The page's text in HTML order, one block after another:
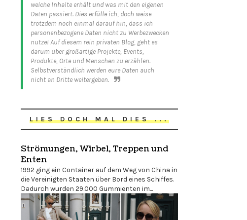
welche Inhalte erhält und was mit den eigenen
Daten passiert. Dies erfülle ich, doch weise
trotzdem noch einmal darauf hin, dass ich
personenbezogene Daten nicht zu Werbezwecken
nutze! Auf diesem rein privaten Blog, geht es
darum über großartige Projekte, Events,
Produkte, Orte und Menschen zu erzählen.
Selbstverständlich werden eure Daten auch
nicht an Dritte weitergeben.
LIES DOCH MAL DIES ...
Strömungen, Wirbel, Treppen und
Enten
1992 ging ein Container auf dem Weg von China in
die Vereinigten Staaten über Bord eines Schiffes.
Dadurch wurden 29.000 Gummienten im...